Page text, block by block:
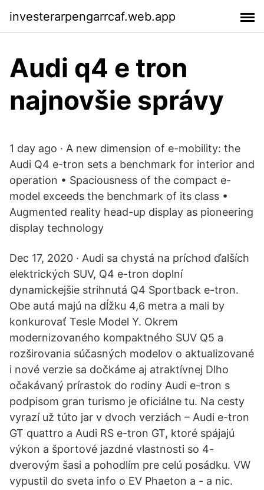
investerarpengarrcaf.web.app
Audi q4 e tron ​​
najnovšie správy
1 day ago · A new dimension of e-mobility: the
Audi Q4 e-tron sets a benchmark for interior and
operation • Spaciousness of the compact e-
model exceeds the benchmark of its class •
Augmented reality head-up display as pioneering
display technology
Dec 17, 2020 · Audi sa chystá na príchod ďalších
elektrických SUV, Q4 e-tron doplní
dynamickejšie strihnutá Q4 Sportback e-tron.
Obe autá majú na dĺžku 4,6 metra a mali by
konkurovať Tesle Model Y. Okrem
modernizovaného kompaktného SUV Q5 a
rozširovania súčasných modelov o aktualizované
i nové verzie sa dočkáme aj atraktívnej Dlho
očakávaný prírastok do rodiny Audi e-tron s
podpisom gran turismo je oficiálne tu. Na cesty
vyrazí už túto jar v dvoch verziách – Audi e-tron
GT quattro a Audi RS e-tron GT, ktoré spájajú
výkon a športové jazdné vlastnosti so 4-
dverovým šasi a pohodlím pre celú posádku. VW
vypustil do sveta info o EV Phaeton a - a nic.